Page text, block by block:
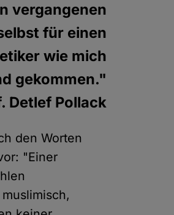
vergangenen
für einen
wie mich
gekommen."
Detlef Pollack
den Worten
"Einer